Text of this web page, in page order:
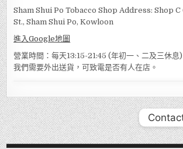
Sham Shui Po Tobacco Shop Address: Shop C
St., Sham Shui Po, Kowloon
進入Google地圖
營業時間：每天13:15-21:45 (年初一、二及三休息
我們需要外出送貨，可致電是否有人在店。